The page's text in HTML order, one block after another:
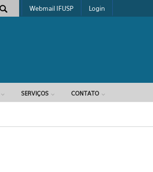
Webmail IFUSP Login
SERVIÇOS CONTATO